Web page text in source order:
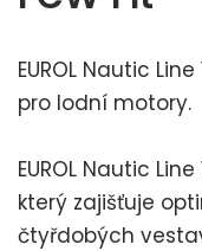
EUROL Nautic
pro lodní motory.
EUROL Nautic
který zajišťuje
čtyřdobých